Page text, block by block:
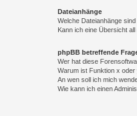
Dateianhänge
Welche Dateianhänge
Kann ich eine Übersicht
phpBB betreffende
Wer hat diese
Warum ist Funktion x
An wen soll ich mich
Wie kann ich einen